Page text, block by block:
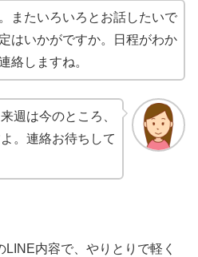
またいろいろとお話したいで
はいかがですか。日程がわか
絡しますね。
週は今のところ、
。連絡お待ちして
LINE内容で、やりとりで軽く